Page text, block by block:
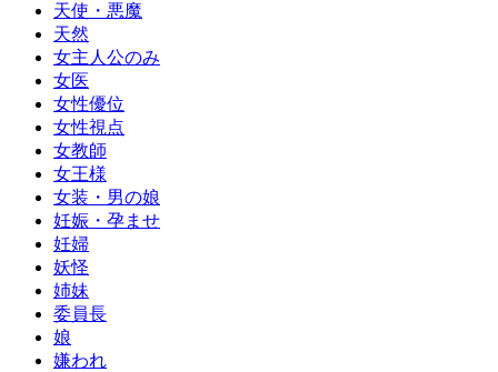
天使・悪魔
天然
女主人公のみ
女医
女性優位
女性視点
女教師
女王様
女装・男の娘
妊娠・孕ませ
妊婦
妖怪
姉妹
委員長
娘
嫌われ